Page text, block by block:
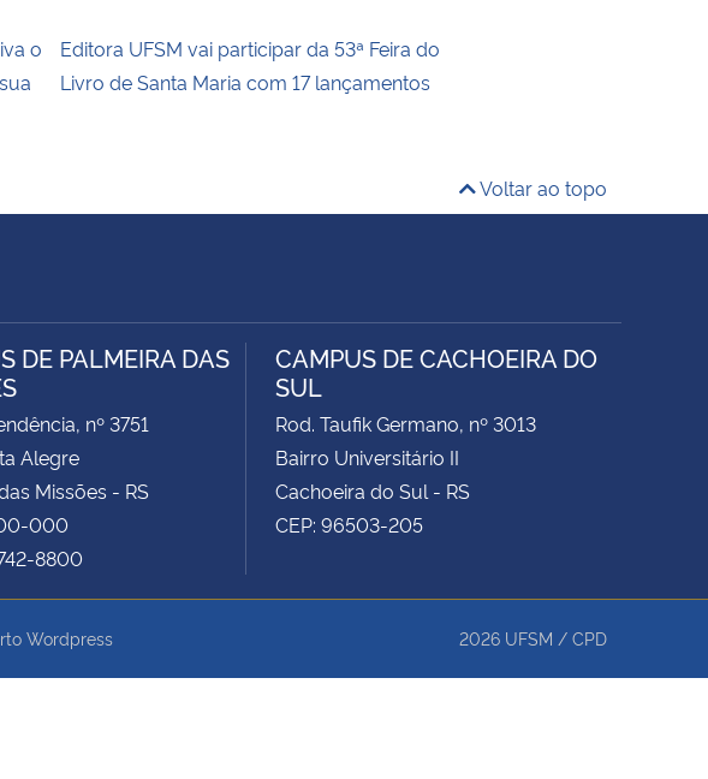
o
Editora UFSM vai participar da 53ª Feira do
Livro de Santa Maria com 17 lançamentos
Voltar ao topo
DE PALMEIRA DAS
nº 3751
Alegre
Missões - RS
000
8800
CAMPUS DE CACHOEIRA DO
SUL
Rod. Taufik Germano, nº 3013
Bairro Universitário II
Cachoeira do Sul - RS
CEP: 96503-205
Wordpress 2026 UFSM / CPD